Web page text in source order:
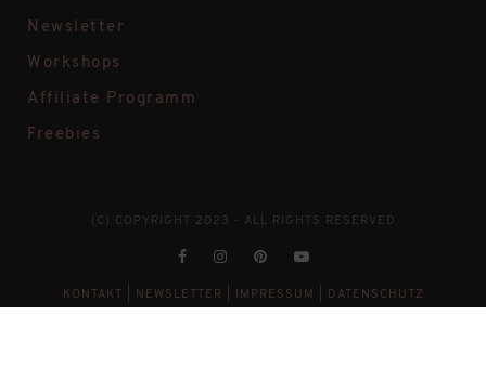
Newsletter
Workshops
Affiliate Programm
Freebies
(C) COPYRIGHT 2023 - ALL RIGHTS RESERVED
KONTAKT NEWSLETTER IMPRESSUM DATENSCHUTZ